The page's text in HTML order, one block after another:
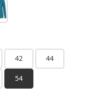
dunkelpetrol
42 44
54